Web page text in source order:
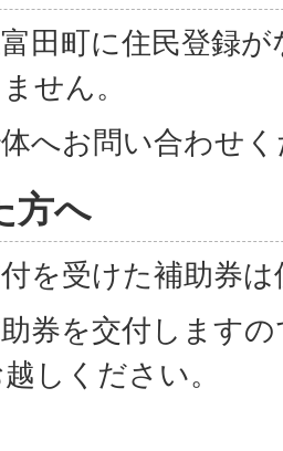
田町に住民登録
せん。
へお問い合わせ
方へ
を受けた補助券
券を交付します
しください。